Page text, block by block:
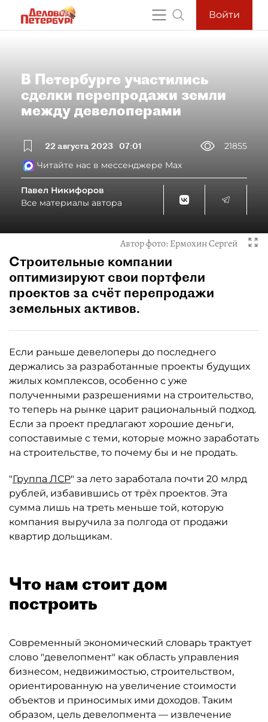
Войти
В Петербурге участились
сделки перепродажи земли
между девелоперами
22 августа 2023 07:01
21855
Читайте нас в мессенджере Max
Павел Никифоров
Все материалы автора
Автор фото:Ермохин Сергей
Строительные компании
оптимизируют свои портфели
проектов за счёт перепродажи
земельных активов.
Если раньше девелоперы до последнего
держались за разработанные проекты будущих
жилых комплексов, особенно с уже
полученными разрешениями на строительство,
то теперь на рынке царит рациональный подход.
Если за проект предлагают хорошие деньги,
сопоставимые с теми, которые можно заработать
на строительстве, то почему бы и не продать.
"Группа ЛСР" за лето заработала почти 20 млрд
рублей, избавившись от трёх проектов. Эта
сумма лишь на треть меньше той, которую
компания выручила за полгода от продажи
квартир дольщикам.
Что нам стоит дом
построить
Современный экономический словарь трактует
слово "девелопмент" как область управления
бизнесом, недвижимостью, строительством,
ориентированную на увеличение стоимости
объектов и приносимых ими доходов. Таким
образом, цель девелопмента — извлечение